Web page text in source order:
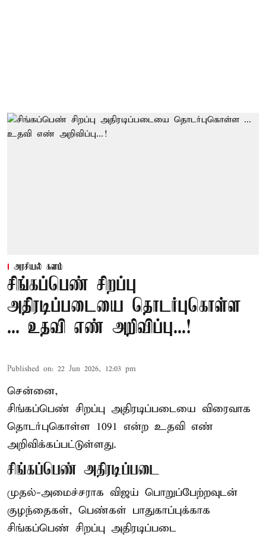
அரசியல் களம்
சிங்கப்பெண் சிறப்பு
அதிரடிப்படையை தொடர்புகொள்ள
... உதவி எண் அறிவிப்பு...!
Published on: 22 Jun 2026, 12:03 pm
சென்னை,
சிங்கப்பெண் சிறப்பு அதிரடிப்படையை விரைவாக
தொடர்புகொள்ள 1091 என்ற உதவி எண்
அறிவிக்கப்பட்டுள்ளது.
சிங்கப்பெண் அதிரடிப்படை
முதல்-அமைச்சராக விஜய் பொறுப்பேற்றவுடன்
குழந்தைகள், பெண்கள் பாதுகாப்புக்காக
சிங்கப்பெண் சிறப்பு அதிரடிப்படை